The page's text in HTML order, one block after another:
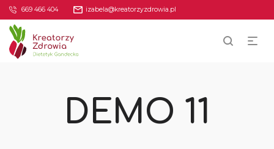
669 466 404 izabela@kreatorzyzdrowia.pl
DEMO 11